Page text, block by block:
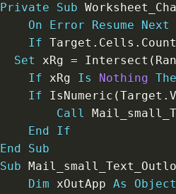
Private
Sub
On
Error Resume
Next
If Target . Cells .
Set xRg = Intersect (
If xRg Is Nothing
If IsNumeric (Target .
Call
End
If
End
Sub
Sub
Dim xOutApp As
Object